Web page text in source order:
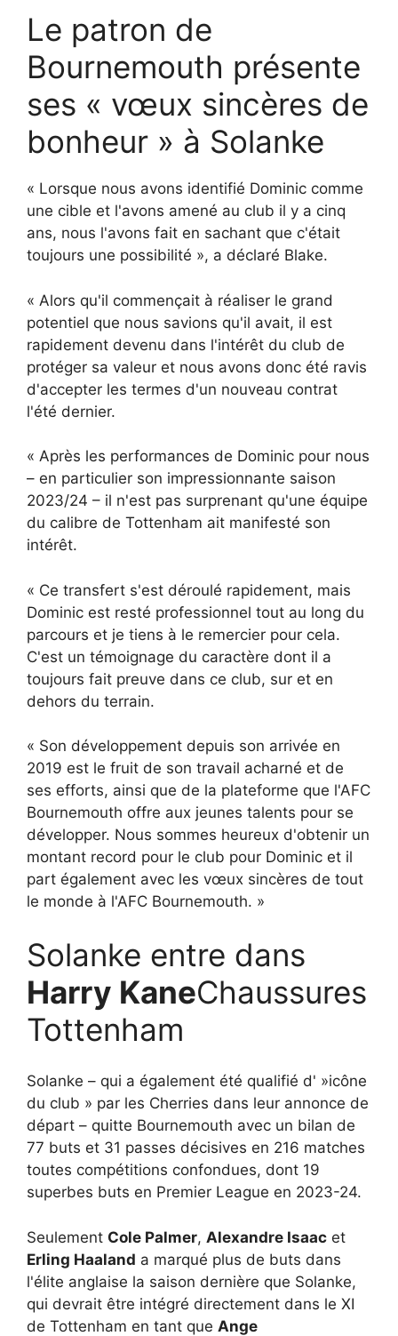
Le patron de
Bournemouth présente
ses « vœux sincères de
bonheur » à Solanke
« Lorsque nous avons identifié Dominic comme
une cible et l'avons amené au club il y a cinq
ans, nous l'avons fait en sachant que c'était
toujours une possibilité », a déclaré Blake.
« Alors qu'il commençait à réaliser le grand
potentiel que nous savions qu'il avait, il est
rapidement devenu dans l'intérêt du club de
protéger sa valeur et nous avons donc été ravis
d'accepter les termes d'un nouveau contrat
l'été dernier.
« Après les performances de Dominic pour nous
– en particulier son impressionnante saison
2023/24 – il n'est pas surprenant qu'une équipe
du calibre de Tottenham ait manifesté son
intérêt.
« Ce transfert s'est déroulé rapidement, mais
Dominic est resté professionnel tout au long du
parcours et je tiens à le remercier pour cela.
C'est un témoignage du caractère dont il a
toujours fait preuve dans ce club, sur et en
dehors du terrain.
« Son développement depuis son arrivée en
2019 est le fruit de son travail acharné et de
ses efforts, ainsi que de la plateforme que l'AFC
Bournemouth offre aux jeunes talents pour se
développer. Nous sommes heureux d'obtenir un
montant record pour le club pour Dominic et il
part également avec les vœux sincères de tout
le monde à l'AFC Bournemouth. »
Solanke entre dans
Harry KaneChaussures
Tottenham
Solanke – qui a également été qualifié d' »icône
du club » par les Cherries dans leur annonce de
départ – quitte Bournemouth avec un bilan de
77 buts et 31 passes décisives en 216 matches
toutes compétitions confondues, dont 19
superbes buts en Premier League en 2023-24.
Seulement Cole Palmer, Alexandre Isaac et
Erling Haaland a marqué plus de buts dans
l'élite anglaise la saison dernière que Solanke,
qui devrait être intégré directement dans le XI
de Tottenham en tant que Ange